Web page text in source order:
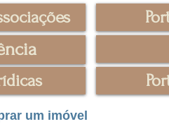
um imóvel